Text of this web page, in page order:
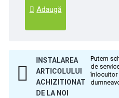
Adaugă
INSTALAREA
ARTICOLULUI
ACHIZITIONAT
DE LA NOI
Putem
de
înlocuitor